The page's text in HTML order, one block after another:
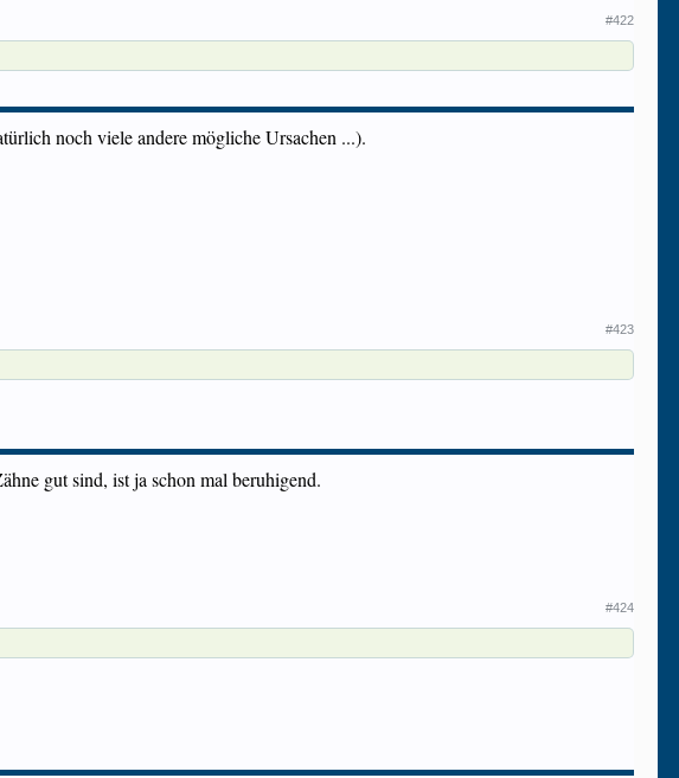
#422
noch viele andere mögliche Ursachen ...).
#423
gut sind, ist ja schon mal beruhigend.
#424